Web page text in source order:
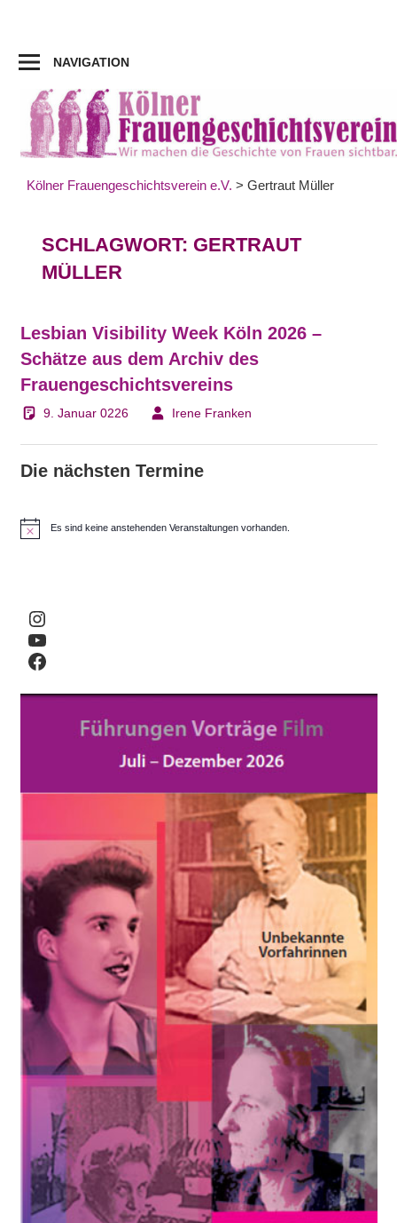
springen
NAVIGATION
Kölner Frauengeschichtsverein e.V. > Gertraut Müller
SCHLAGWORT: GERTRAUT
MÜLLER
Lesbian Visibility Week Köln 2026 –
Schätze aus dem Archiv des
Frauengeschichtsvereins
9. Januar 0226 Irene Franken
Die nächsten Termine
Es sind keine anstehenden Veranstaltungen vorhanden.
Instagram
YouTube
Facebook